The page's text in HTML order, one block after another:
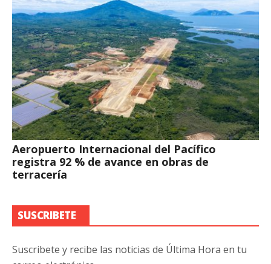
Aeropuerto Internacional del Pacífico
registra 92 % de avance en obras de
terracería
SUSCRIBETE
Suscribete y recibe las noticias de Última Hora en tu